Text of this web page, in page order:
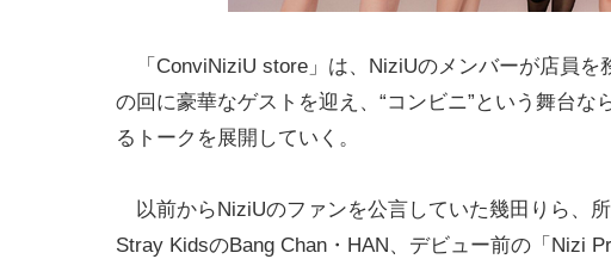
「ConviNiziU store」は、NiziUのメンバーが店員を
の回に豪華なゲストを迎え、“コンビニ”という舞台
るトークを展開していく。
以前からNiziUのファンを公言していた幾田りら、
Stray KidsのBang Chan・HAN、デビュー前の「Nizi